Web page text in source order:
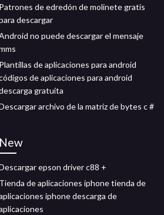
Patrones de edredón de molinete gratis
descargar
no puede descargar el mensaje
Plantillas de aplicaciones para android
de aplicaciones para android
gratuita
archivo de la matriz de bytes c #
New
epson driver c88 +
Tienda de aplicaciones iphone tienda de
iphone descarga de